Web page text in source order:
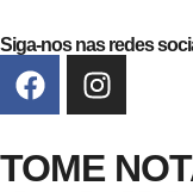
Siga-nos nas redes
TOME